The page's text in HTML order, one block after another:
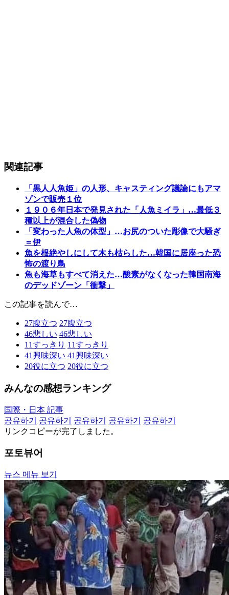
関連記事
「黒人人魚姫」の人形、キャスティング議論にもアマ
ゾンで販売１位
１９０６年日本で発見された「人魚ミイラ」…最低３
種以上が混合した偽物
「変わった人魚の体型」…お尻のついた彫像で大騒ぎ
＝伊
魚を根絶やしにして木も枯らした…韓国に居座った恐
怖の渡り鳥
魚も海草もすべて消えた…酸素がなくなった韓国南海
のデッドゾーン「衝撃」
この記事を読んで…
27腹立つ 27腹立つ
46悲しい 46悲しい
11すっきり 11すっきり
41興味深い 41興味深い
20役に立つ 20役に立つ
みんなの感想ランキング
国際・日本 記事
공유하기
공유하기 공유하기 공유하기
공유하기
リンクコピーが完了しました。
포토뷰어
뉴스 메뉴 보기